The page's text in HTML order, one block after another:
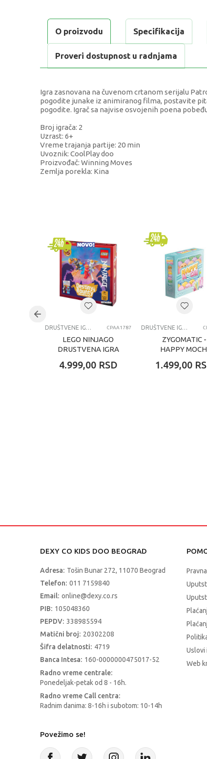
O proizvodu Specifikacija
Proveri dostupnost u radnjama
Igra zasnovana na čuvenom crtanom serijalu
pogodite junake iz animiranog filma, postavite
pogodite. Igrač sa najvise osvojenih poena
Broj igrača: 2
Uzrast: 6+
Vreme trajanja partije: 20 min
Uvoznik: CoolPlay doo
Proizvođač: Winning Moves
Zemlja porekla: Kina
Pol
Uzrast
Kategorija
DRUŠTVENE IGRE CPAA1787
LEGO NINJAGO
DRUSTVENA IGRA
4.999,00 RSD
DRUŠTVENE IGRE
ZYGOMATIC -
HAPPY
1.499,00
DEXY CO KIDS DOO BEOGRAD
Adresa: Tošin Bunar 272, 11070 Beograd
Telefon: 011 7159840
Email: online@dexy.co.rs
PIB: 105048360
PEPDV: 338985594
Matični broj: 20302208
Šifra delatnosti: 4719
Banca Intesa: 160-0000000475017-52
Radno vreme centrale:
Ponedeljak-petak od 8 - 16h.
Radno vreme Call centra:
Radnim danima: 8-16h i subotom: 10-14h
Uslovi
Web
Povežimo se!